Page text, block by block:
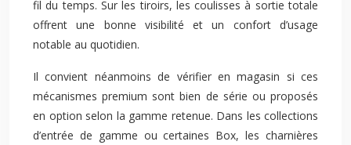
fil du temps. Sur les tiroirs, les coulisses à sortie totale
offrent une bonne visibilité et un confort d’usage
notable au quotidien.
Il convient néanmoins de vérifier en magasin si ces
mécanismes premium sont bien de série ou proposés
en option selon la gamme retenue. Dans les collections
d’entrée de gamme ou certaines Box, les charnières